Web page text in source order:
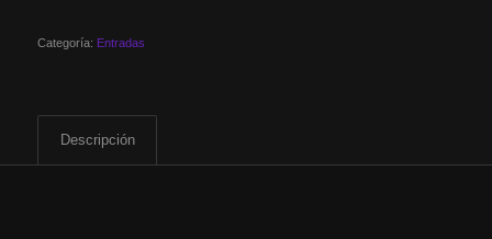
Categoría: Entradas
Descripción